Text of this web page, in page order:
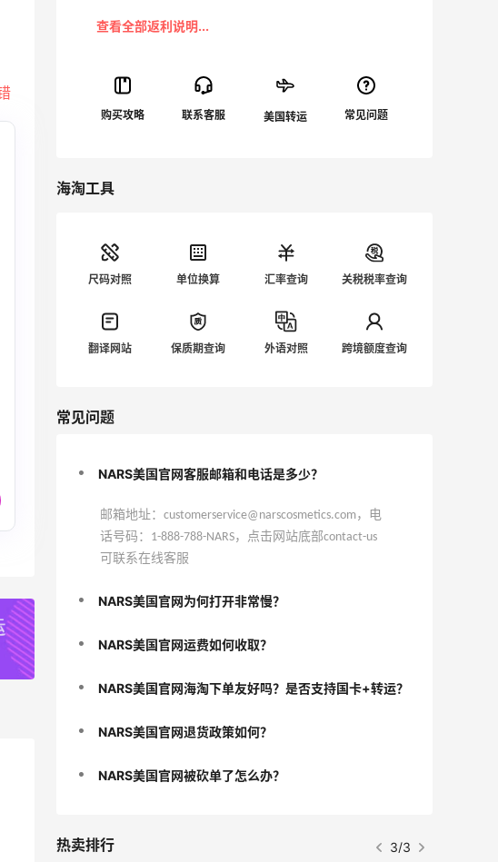
美国转运
海淘工具
尺码对照 单位换算 汇率查询 关税税率查询
翻译网站 保质期查询 外语对照 跨境额度查询
常见问题
NARS美国官网客服邮箱和电话是多少？
邮箱地址：customerservice@narscosmetics.com，电
话号码：1-888-788-NARS，点击网站底部contact-us
可联系在线客服
NARS美国官网为何打开非常慢？
NARS美国官网运费如何收取？
NARS美国官网海淘下单友好吗？是否支持国卡+转运？
NARS美国官网退货政策如何？
NARS美国官网被砍单了怎么办？
热卖排行 3/3